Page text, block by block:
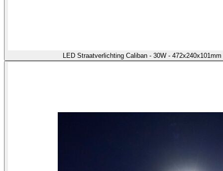
LED Straatverlichting Caliban - 30W -